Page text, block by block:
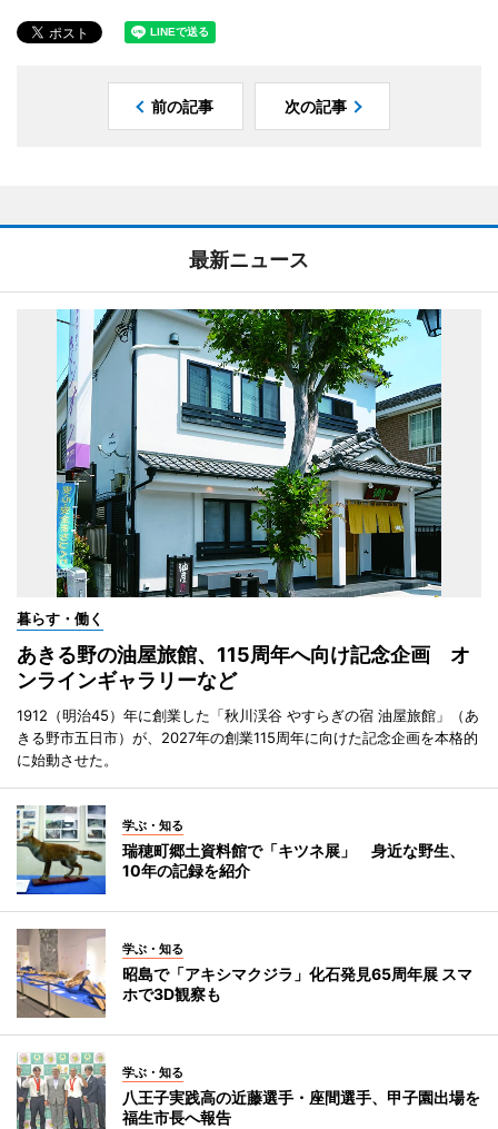
前の記事 次の記事
最新ニュース
暮らす・働く
あきる野の油屋旅館、115周年へ向け記念企画 オ
ンラインギャラリーなど
1912（明治45）年に創業した「秋川渓谷 やすらぎの宿 油屋旅館」（あ
きる野市五日市）が、2027年の創業115周年に向けた記念企画を本格的
に始動させた。
学ぶ・知る
瑞穂町郷土資料館で「キツネ展」 身近な野生、
10年の記録を紹介
学ぶ・知る
昭島で「アキシマクジラ」化石発見65周年展 スマ
ホで3D観察も
学ぶ・知る
八王子実践高の近藤選手・座間選手、甲子園出場を
福生市長へ報告